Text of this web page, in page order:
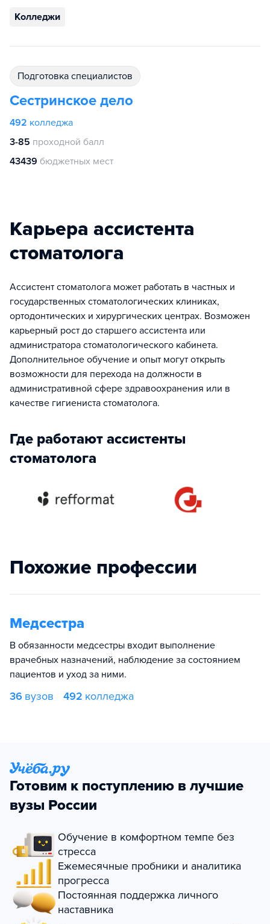
Колледжи
подготовка специалистов
Сестринское дело
492 колледжа
3-85 проходной балл
43439 бюджетных мест
Карьера ассистента
стоматолога
Ассистент стоматолога может работать в частных и
государственных стоматологических клиниках,
ортодонтических и хирургических центрах. Возможен
карьерный рост до старшего ассистента или
администратора стоматологического кабинета.
Дополнительное обучение и опыт могут открыть
возможности для перехода на должности в
административной сфере здравоохранения или в
качестве гигиениста стоматолога.
Где работают ассистенты
стоматолога
Похожие профессии
Медсестра
В обязанности медсестры входит выполнение
врачебных назначений, наблюдение за состоянием
пациентов и уход за ними.
36 вузов 492 колледжа
Готовим к поступлению в лучшие
вузы России
Обучение в комфортном темпе без
стресса
Ежемесячные пробники и аналитика
прогресса
Постоянная поддержка личного
наставника